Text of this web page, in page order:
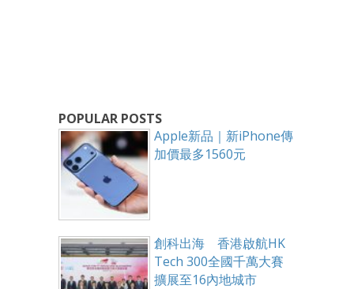
POPULAR POSTS
Apple新品｜新iPhone傳
加價最多1560元
創科出海 香港啟航HK
Tech 300全國千萬大賽
擴展至16內地城市